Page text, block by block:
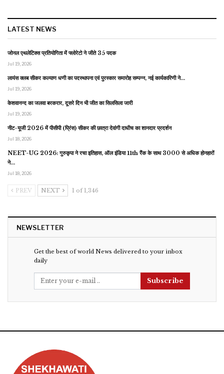
LATEST NEWS
जोनल एथलेटिक्स प्रतियोगिता में फ्लोरेटो ने जीते 35 पदक
Jul 19, 2026
लायंस क्लब सीकर कल्याण धणी का पदस्थापना एवं पुरस्कार समारोह सम्पन्न, नई कार्यकारिणी ने…
Jul 19, 2026
केशवानन्द का जलवा बरकरार, दूसरे दिन भी जीत का सिलसिला जारी
Jul 19, 2026
नीट-यूजी 2026 में पीसीपी (प्रिंस) सीकर की छात्रा देवांगी दाधीच का शानदार प्रदर्शन
Jul 18, 2026
NEET-UG 2026: गुरुकृपा ने रचा इतिहास, ऑल इंडिया 11th रैंक के साथ 3000 से अधिक होनहारों
ने…
Jul 18, 2026
PREV NEXT 1 of 1,346
NEWSLETTER
Get the best of world News delivered to your inbox
daily
Subscribe